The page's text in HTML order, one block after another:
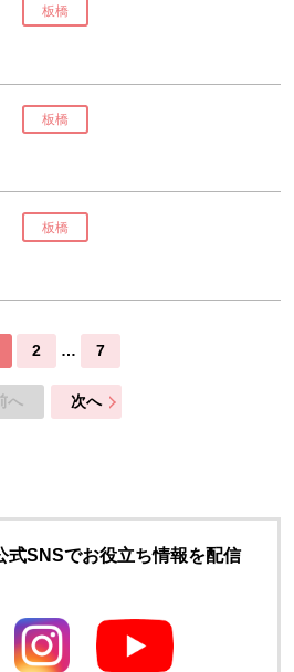
板橋
板橋
板橋
2 … 7
へ 次へ
SNSでお役立ち情報を配信